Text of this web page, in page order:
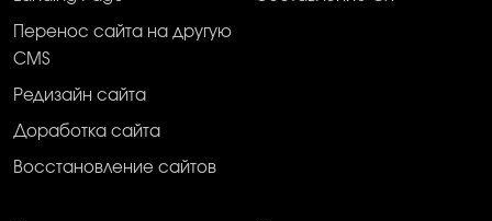
Перенос сайта на другую
CMS
Редизайн сайта
Доработка сайта
Восстановление сайтов